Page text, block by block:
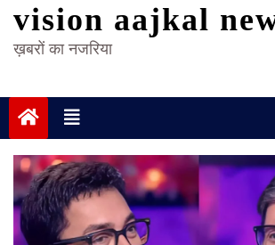
vision aajkal
ख़बरों का नजरिया